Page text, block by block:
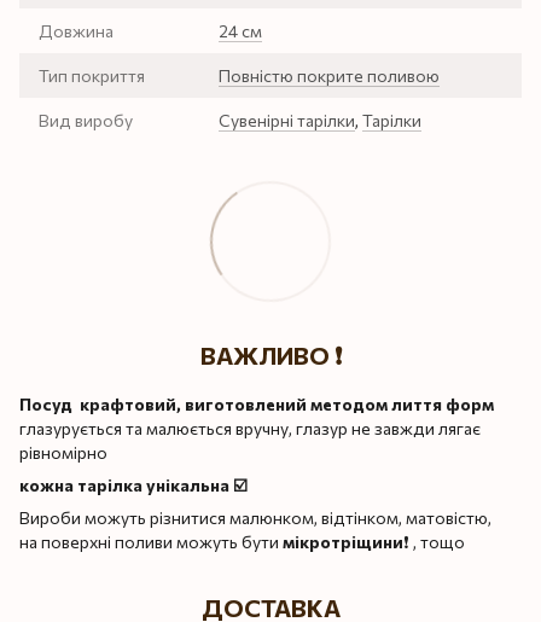
Довжина 24 см
Тип покриття Повністю покрите поливою
Вид виробу Сувенірні тарілки, Тарілки
ВАЖЛИВО ❗️
Посуд крафтовий, виготовлений методом лиття форм
глазурується та малюється вручну, глазур не завжди лягає
рівномірно
кожна тарілка унікальна ☑️
Вироби можуть різнитися малюнком, відтінком, матовістю,
на поверхні поливи можуть бути мікротріщини❗️ , тощо
ДОСТАВКА